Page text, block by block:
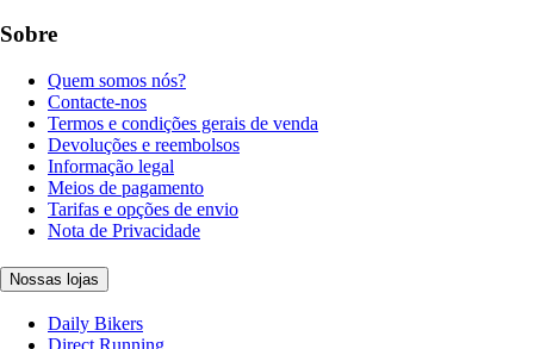
Sobre
Quem somos nós?
Contacte-nos
Termos e condições gerais de venda
Devoluções e reembolsos
Informação legal
Meios de pagamento
Tarifas e opções de envio
Nota de Privacidade
Nossas lojas
Daily Bikers